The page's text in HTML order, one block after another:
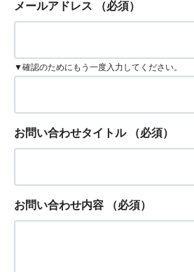
メールアドレス （必須）
▼確認のためにもう一度入力してください。
お問い合わせタイトル （必須）
お問い合わせ内容 （必須）